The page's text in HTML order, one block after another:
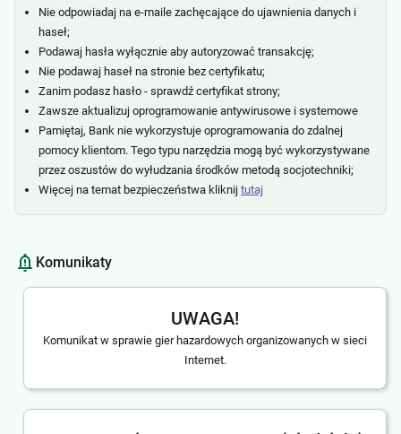
Komunikaty
UWAGA!
Komunikat w sprawie gier hazardowych organizowanych w sieci
Internet.
Nie odpowiadaj na e-maile zachęcające do ujawnienia danych i
haseł;
Podawaj hasła wyłącznie aby autoryzować transakcję;
Nie podawaj haseł na stronie bez certyfikatu;
Zanim podasz hasło - sprawdź certyfikat strony;
Zawsze aktualizuj oprogramowanie antywirusowe i systemowe
Pamiętaj, Bank nie wykorzystuje oprogramowania do zdalnej
pomocy klientom. Tego typu narzędzia mogą być wykorzystywane
przez oszustów do wyłudzania środków metodą socjotechniki;
Więcej na temat bezpieczeństwa kliknij tutaj